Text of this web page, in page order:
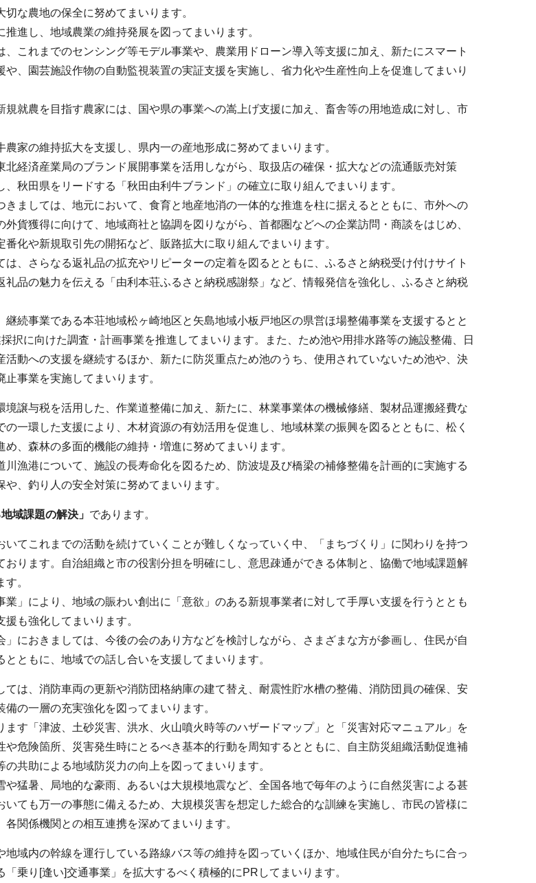
な農地の保全に努めてまいります。
進し、地域農業の維持発展を図ってまいります。
、これまでのセンシング等モデル事業や、農業用ドローン導入等支援に加え、新たにスマート
、園芸施設作物の自動監視装置の実証支援を実施し、省力化や生産性向上を促進してまいり
規就農を目指す農家には、国や県の事業への嵩上げ支援に加え、畜舎等の用地造成に対し、市
家の維持拡大を支援し、県内一の産地形成に努めてまいります。
北経済産業局のブランド展開事業を活用しながら、取扱店の確保・拡大などの流通販売対策
秋田県をリードする「秋田由利牛ブランド」の確立に取り組んでまいります。
きましては、地元において、食育と地産地消の一体的な推進を柱に据えるとともに、市外への
貨獲得に向けて、地域商社と協調を図りながら、首都圏などへの企業訪問・商談をはじめ、
化や新規取引先の開拓など、販路拡大に取り組んでまいります。
は、さらなる返礼品の拡充やリピーターの定着を図るとともに、ふるさと納税受け付けサイト
礼品の魅力を伝える「由利本荘ふるさと納税感謝祭」など、情報発信を強化し、ふるさと納税
継続事業である本荘地域松ヶ崎地区と矢島地域小板戸地区の県営ほ場整備事業を支援するとと
択に向けた調査・計画事業を推進してまいります。また、ため池や用排水路等の施設整備、日
活動への支援を継続するほか、新たに防災重点ため池のうち、使用されていないため池や、決
事業を実施してまいります。
譲与税を活用した、作業道整備に加え、新たに、林業事業体の機械修繕、製材品運搬経費な
の一環した支援により、木材資源の有効活用を促進し、地域林業の振興を図るとともに、松く
、森林の多面的機能の維持・増進に努めてまいります。
川漁港について、施設の長寿命化を図るため、防波堤及び橋梁の補修整備を計画的に実施する
、釣り人の安全対策に努めてまいります。
域課題の解決」 であります。
いてこれまでの活動を続けていくことが難しくなっていく中、「まちづくり」に関わりを持つ
おります。自治組織と市の役割分担を明確にし、意思疎通ができる体制と、協働で地域課題解
。
業」により、地域の賑わい創出に「意欲」のある新規事業者に対して手厚い支援を行うととも
も強化してまいります。
」におきましては、今後の会のあり方などを検討しながら、さまざまな方が参画し、住民が自
ともに、地域での話し合いを支援してまいります。
ては、消防車両の更新や消防団格納庫の建て替え、耐震性貯水槽の整備、消防団員の確保、安
の一層の充実強化を図ってまいります。
ます「津波、土砂災害、洪水、火山噴火時等のハザードマップ」と「災害対応マニュアル」を
や危険箇所、災害発生時にとるべき基本的行動を周知するとともに、自主防災組織活動促進補
共助による地域防災力の向上を図ってまいります。
や猛暑、局地的な豪雨、あるいは大規模地震など、全国各地で毎年のように自然災害による甚
いても万一の事態に備えるため、大規模災害を想定した総合的な訓練を実施し、市民の皆様に
関係機関との相互連携を深めてまいります。
域内の幹線を運行している路線バス等の維持を図っていくほか、地域住民が自分たちに合っ
乗り[逢い]交通事業」を拡大するべく積極的にPRしてまいります。